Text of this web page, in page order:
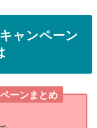
ャンペーン
ーンまとめ